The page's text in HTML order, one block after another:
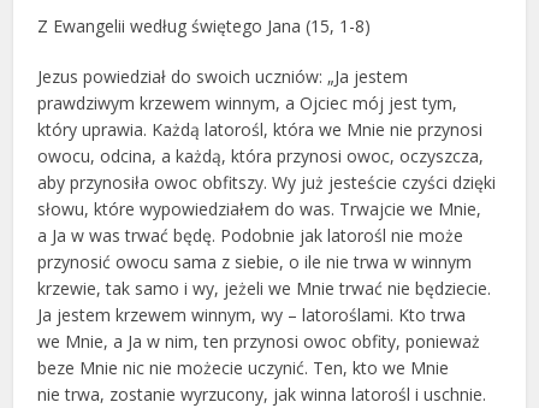
Z Ewangelii według świętego Jana (15, 1-8)
Jezus powiedział do swoich uczniów: „Ja jestem
prawdziwym krzewem winnym, a Ojciec mój jest tym,
który uprawia. Każdą latorośl, która we Mnie nie przynosi
owocu, odcina, a każdą, która przynosi owoc, oczyszcza,
aby przynosiła owoc obfitszy. Wy już jesteście czyści dzięki
słowu, które wypowiedziałem do was. Trwajcie we Mnie,
a Ja w was trwać będę. Podobnie jak latorośl nie może
przynosić owocu sama z siebie, o ile nie trwa w winnym
krzewie, tak samo i wy, jeżeli we Mnie trwać nie będziecie.
Ja jestem krzewem winnym, wy – latoroślami. Kto trwa
we Mnie, a Ja w nim, ten przynosi owoc obfity, ponieważ
beze Mnie nic nie możecie uczynić. Ten, kto we Mnie
nie trwa, zostanie wyrzucony, jak winna latorośl i uschnie.